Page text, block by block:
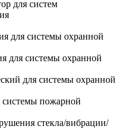
для систем
для системы охранной
для системы охранной
для системы охранной
системы пожарной
стекла/вибрации/